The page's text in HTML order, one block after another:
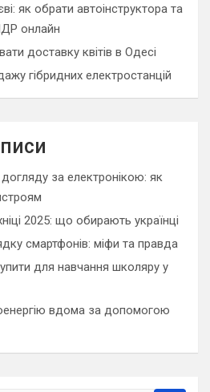
як обрати автоінструктора та
онлайн
доставку квітів в Одесі
гібридних електростанцій
за електронікою: як
2025: що обирають українці
смартфонів: міфи та правда
для навчання школяру у
вдома за допомогою